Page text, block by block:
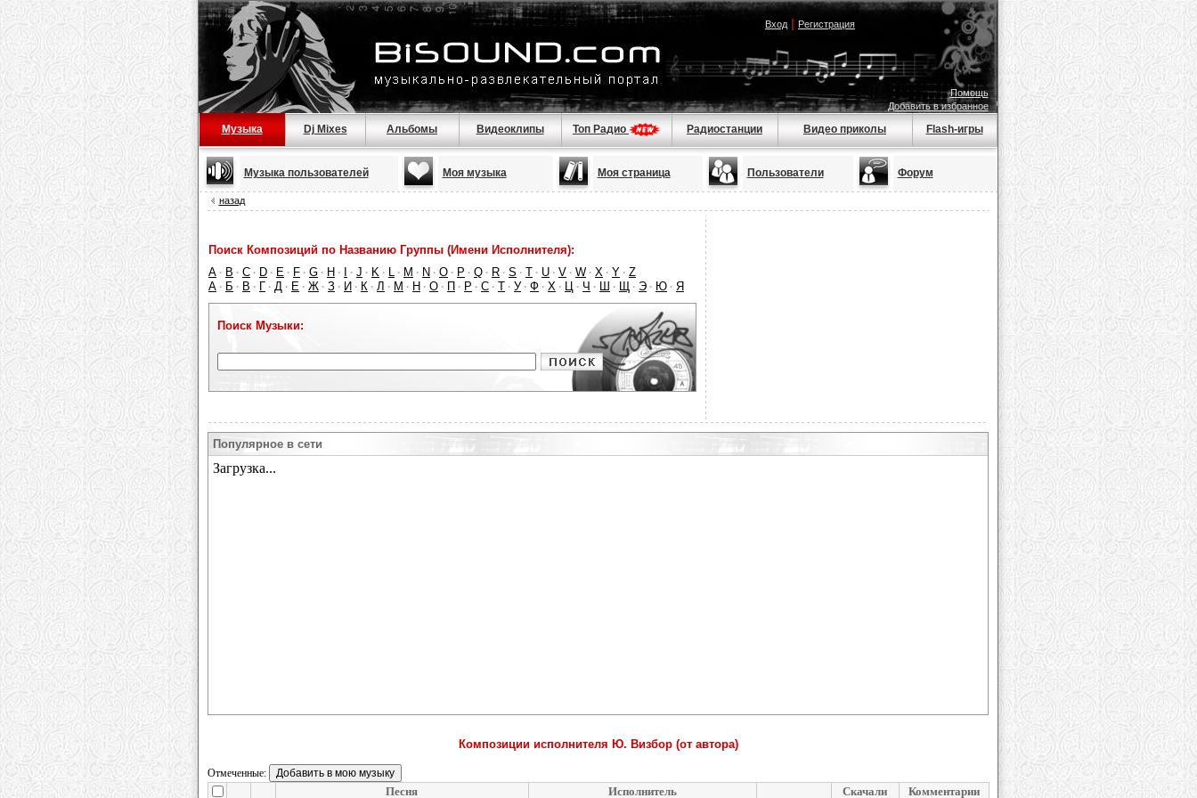
Вход| Регистрация
Помощь
Добавить в избранное
Музыка Dj Mixes Альбомы Видеоклипы Топ Радио Радиостанции Видео приколы Flash-игры
Музыка пользователей Моя музыка Моя страница Пользователи Форум
назад
Поиск Композиций по Названию Группы (Имени Исполнителя):
A · B · C · D · E · F · G · H · · J · K · L · M · N · O · P · Q · R · S · T · U · V · W · X · Y · Z
А · Б · В · Г · Д · Е · Ж · З · И · К · Л · М · Н · О · П · Р · С · Т · У · Ф · Х · Ц · Ч · Ш · Щ · Э · Ю · Я
Поиск Музыки:
Популярное в сети
Композиции исполнителя Ю. Визбор (от автора)
Отмеченные:
Песня Исполнитель Скачали Комментарии